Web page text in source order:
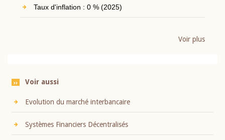
Taux d'inflation : 0 % (2025)
Voir plus
Voir aussi
Evolution du marché interbancaire
Systèmes Financiers Décentralisés